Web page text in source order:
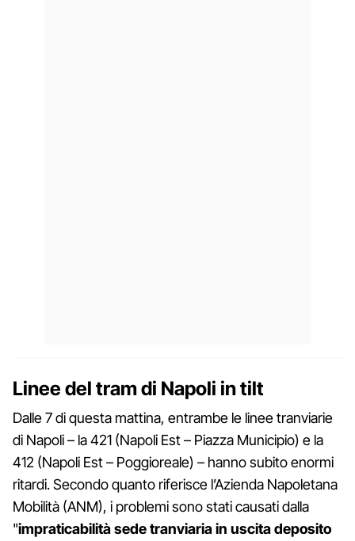
Linee del tram di Napoli in tilt
Dalle 7 di questa mattina, entrambe le linee tranviarie
di Napoli – la 421 (Napoli Est – Piazza Municipio) e la
412 (Napoli Est – Poggioreale) – hanno subito enormi
ritardi. Secondo quanto riferisce l’Azienda Napoletana
Mobilità (ANM), i problemi sono stati causati dalla
"impraticabilità sede tranviaria in uscita deposito